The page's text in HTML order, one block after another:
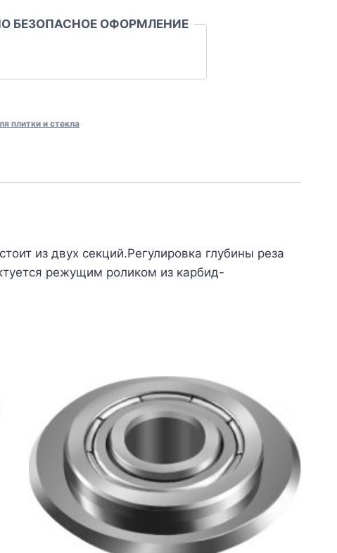
БЕЗОПАСНОЕ ОФОРМЛЕНИЕ
плитки и стекла
из двух секций.Регулировка глубины реза
режущим роликом из карбид-